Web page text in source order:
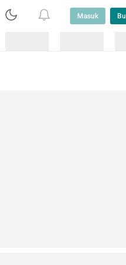
Masuk